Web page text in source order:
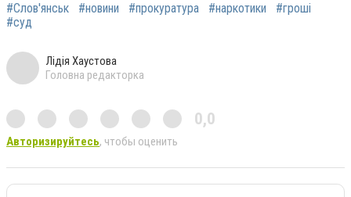
#Слов'янськ #новини #прокуратура #наркотики
#гроші
#суд
Лідія Хаустова
Головна редакторка
0,0
Авторизируйтесь, чтобы оценить